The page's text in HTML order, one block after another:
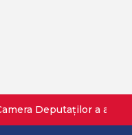
a adoptat Legea